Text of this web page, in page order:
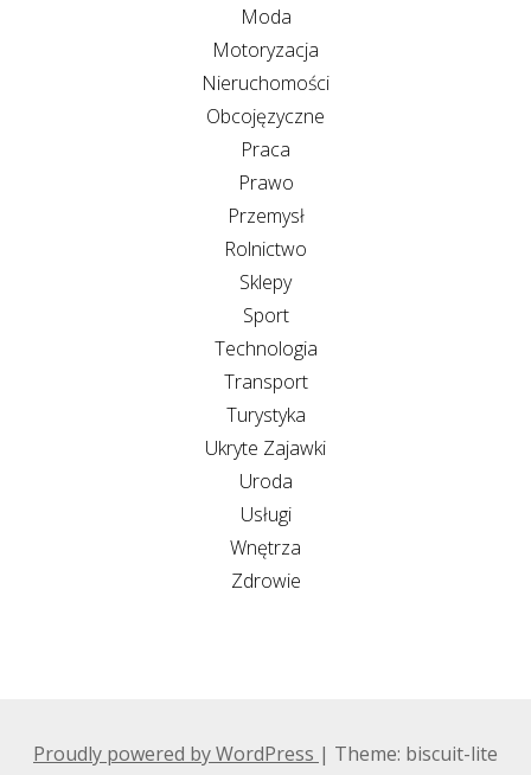
Moda
Motoryzacja
Nieruchomości
Obcojęzyczne
Praca
Prawo
Przemysł
Rolnictwo
Sklepy
Sport
Technologia
Transport
Turystyka
Ukryte Zajawki
Uroda
Usługi
Wnętrza
Zdrowie
Proudly powered by WordPress | Theme: biscuit-lite